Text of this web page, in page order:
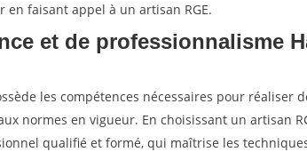
faisant appel à un artisan RGE.
et de professionnalisme
les compétences nécessaires pour réaliser
normes en vigueur. En choisissant un artisan
qualifié et formé, qui maîtrise les